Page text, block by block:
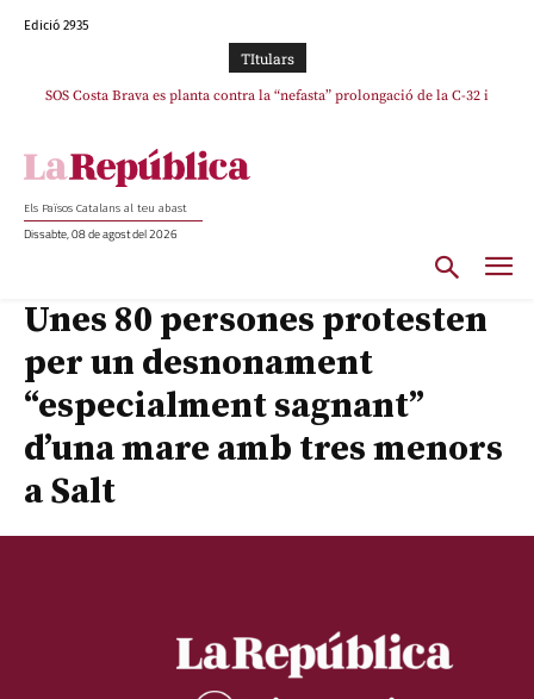
Edició 2935
TItulars
SOS Costa Brava es planta contra la “nefasta” prolongació de la C-32 i
La memòria viva de Josep Sunyol uneix l’esport i la cultura en un emotiu
Els Països Catalans al teu abast
Dissabte, 08 de agost del 2026
Unes 80 persones protesten
per un desnonament
“especialment sagnant”
d’una mare amb tres menors
a Salt